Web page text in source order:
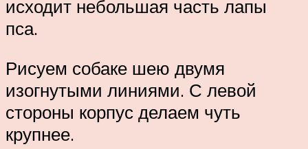
исходит небольшая часть лапы
пса.
Рисуем собаке шею двумя
изогнутыми линиями. С левой
стороны корпус делаем чуть
крупнее.